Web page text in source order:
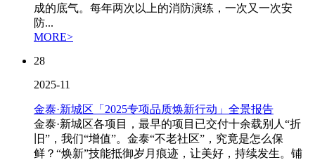
成的底气。每年两次以上的消防演练，一次又一次安
防...
MORE>
28
2025-11
金泰·新城区「2025专项品质焕新行动」全景报告
金泰·新城区各项目，最早的项目已交付十余载别人“折
旧”，我们“增值”。金泰“不老社区”，究竟是怎么保
鲜？“焕新”技能抵御岁月痕迹，让美好，持续发生。铺